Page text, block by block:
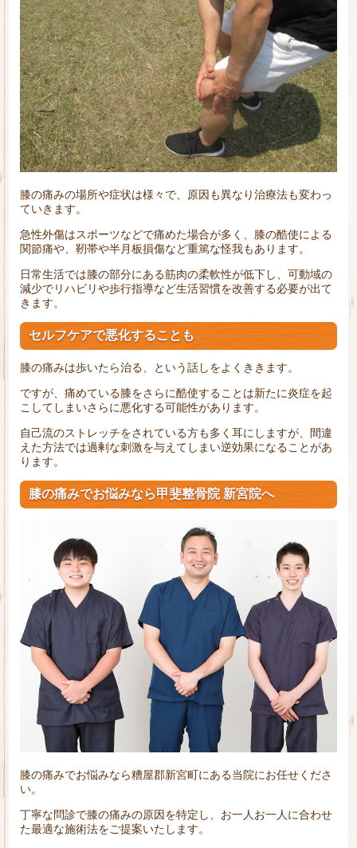
膝の痛みの場所や症状は様々で、原因も異なり治療法も変わっ
ていきます。
急性外傷はスポーツなどで痛めた場合が多く、膝の酷使による
関節痛や、靭帯や半月板損傷など重篤な怪我もあります。
日常生活では膝の部分にある筋肉の柔軟性が低下し、可動域の
減少でリハビリや歩行指導など生活習慣を改善する必要が出て
きます。
セルフケアで悪化することも
膝の痛みは歩いたら治る、という話しをよくききます。
ですが、痛めている膝をさらに酷使することは新たに炎症を起
こしてしまいさらに悪化する可能性があります。
自己流のストレッチをされている方も多く耳にしますが、間違
えた方法では過剰な刺激を与えてしまい逆効果になることがあ
ります。
膝の痛みでお悩みなら甲斐整骨院 新宮院へ
膝の痛みでお悩みなら糟屋郡新宮町にある当院にお任せくださ
い。
丁寧な問診で膝の痛みの原因を特定し、お一人お一人に合わせ
た最適な施術法をご提案いたします。